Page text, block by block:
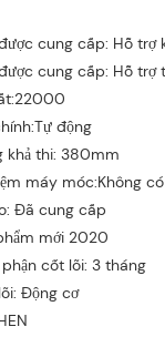
cung cấp: Hỗ trợ
cung cấp: Hỗ trợ
động
khả thi: 380mm
máy móc:Không
Đã cung cấp
mới 2020
cốt lõi: 3 tháng
Động cơ